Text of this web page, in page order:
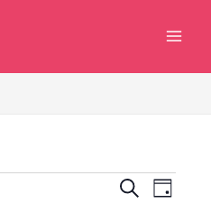
Evenementen
Zoeken
Dag